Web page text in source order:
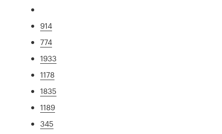
914
774
1933
1178
1835
1189
345